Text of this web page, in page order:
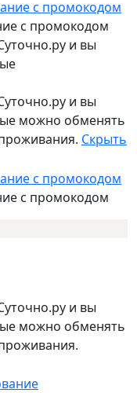
с промокодом
и вы
и вы
можно обменять
Скрыть
с промокодом
и вы
можно обменять